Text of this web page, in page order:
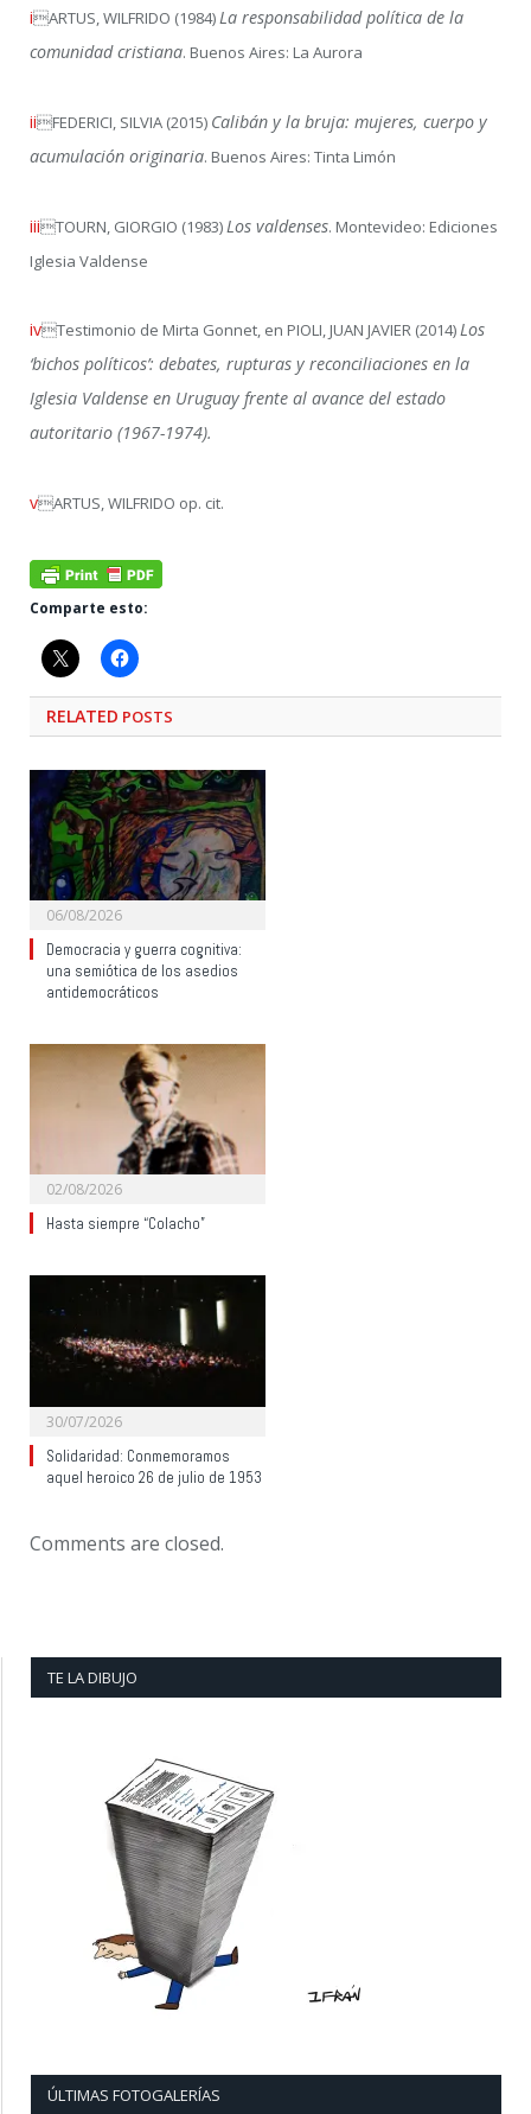
iARTUS, WILFRIDO (1984)La responsabilidad política de la
comunidad cristiana. Buenos Aires: La Aurora
iiFEDERICI, SILVIA (2015) Calibán y la bruja: mujeres, cuerpo y
acumulación originaria. Buenos Aires: Tinta Limón
iiiTOURN, GIORGIO (1983) Los valdenses. Montevideo: Ediciones
Iglesia Valdense
ivTestimonio de Mirta Gonnet, en PIOLI, JUAN JAVIER (2014)Los
‘bichos políticos’: debates, rupturas y reconciliaciones en la
Iglesia Valdense en Uruguay frente al avance del estado
autoritario (1967-1974).
vARTUS, WILFRIDO op. cit.
Comparte esto:
RELATED POSTS
06/08/2026
Democracia y guerra cognitiva:
una semiótica de los asedios
antidemocráticos
02/08/2026
Hasta siempre “Colacho”
30/07/2026
Solidaridad: Conmemoramos
aquel heroico 26 de julio de 1953
Comments are closed.
TE LA DIBUJO
ÚLTIMAS FOTOGALERÍAS